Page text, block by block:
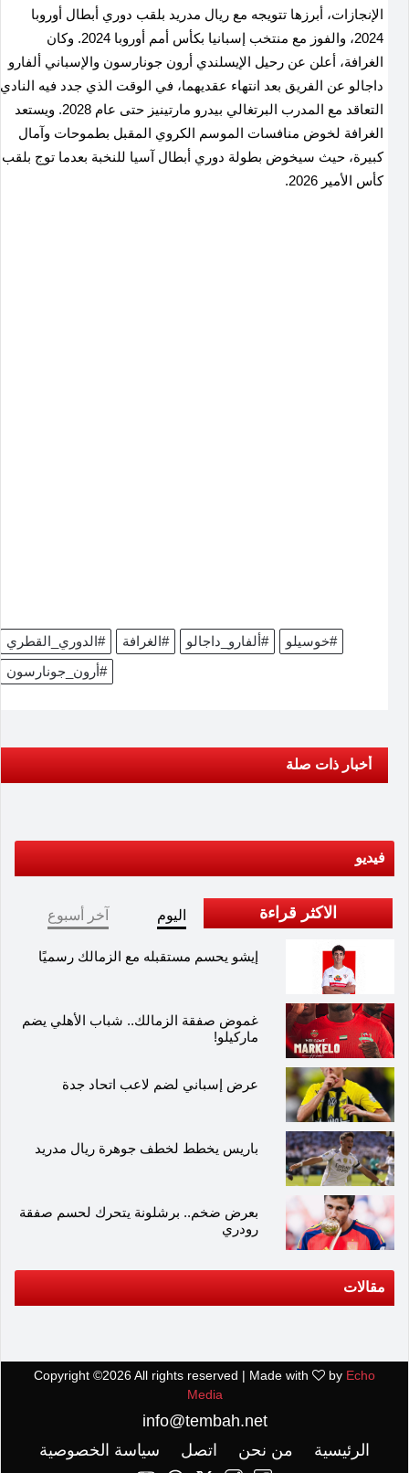
الإنجازات، أبرزها تتويجه مع ريال مدريد بلقب دوري أبطال أوروبا
2024، والفوز مع منتخب إسبانيا بكأس أمم أوروبا 2024. وكان
الغرافة، أعلن عن رحيل الإيسلندي أرون جونارسون والإسباني ألفارو
داجالو عن الفريق بعد انتهاء عقديهما، في الوقت الذي جدد فيه النادي
التعاقد مع المدرب البرتغالي بيدرو مارتينيز حتى عام 2028. ويستعد
الغرافة لخوض منافسات الموسم الكروي المقبل بطموحات وآمال
كبيرة، حيث سيخوض بطولة دوري أبطال آسيا للنخبة بعدما توج بلقب
كأس الأمير 2026.
#الدوري_القطري #الغرافة #ألفارو_داجالو
#خوسيلو
#أرون_جونارسون
أخبار ذات صلة
فيديو
الاكثر قراءة اليوم آخر أسبوع
إيشو يحسم مستقبله مع الزمالك رسميًا
غموض صفقة الزمالك.. شباب الأهلي يضم
ماركيلو!
عرض إسباني لضم لاعب اتحاد جدة
باريس يخطط لخطف جوهرة ريال مدريد
بعرض ضخم.. برشلونة يتحرك لحسم صفقة
رودري
مقالات
Copyright ©2026 All rights reserved | Made with by Echo
Media
info@tembah.net
الرئيسية
من نحن اتصل سياسة الخصوصية